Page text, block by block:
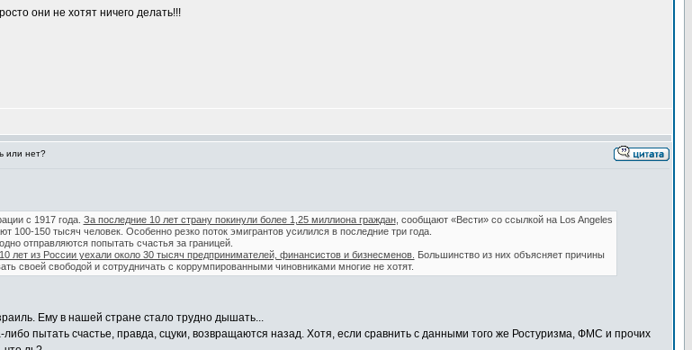
они не хотят ничего делать!!!
или нет?
с 1917 года. За последние 10 лет страну покинули более 1,25 миллиона граждан, сообщают «Вести» со ссылкой на Los Angeles
100-150 тысяч человек. Особенно резко поток эмигрантов усилился в последние три года.
отправляются попытать счастья за границей.
лет из России уехали около 30 тысяч предпринимателей, финансистов и бизнесменов. Большинство из них объясняет причины
своей свободой и сотрудничать с коррумпированными чиновниками многие не хотят.
Ему в нашей стране стало трудно дышать...
пытать счастье, правда, сцуки, возвращаются назад. Хотя, если сравнить с данными того же Ростуризма, ФМС и прочих